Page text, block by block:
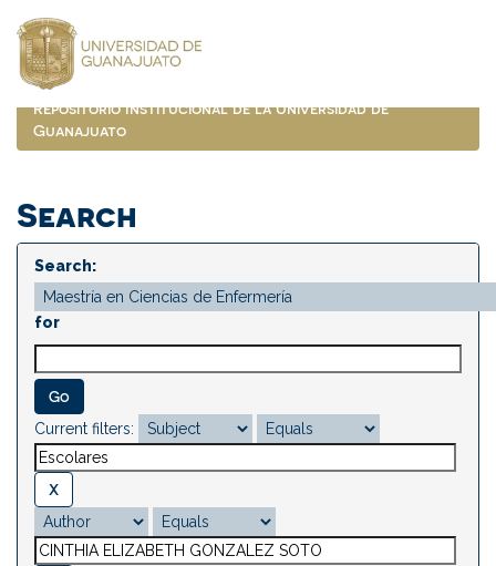
navigation
Repositorio Institucional de la Universidad de
Guanajuato
Search
Search:
for
Current filters: